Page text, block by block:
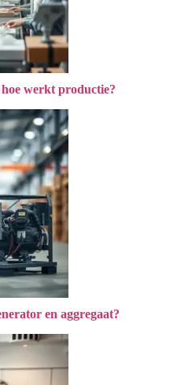
werkt productie?
en aggregaat?